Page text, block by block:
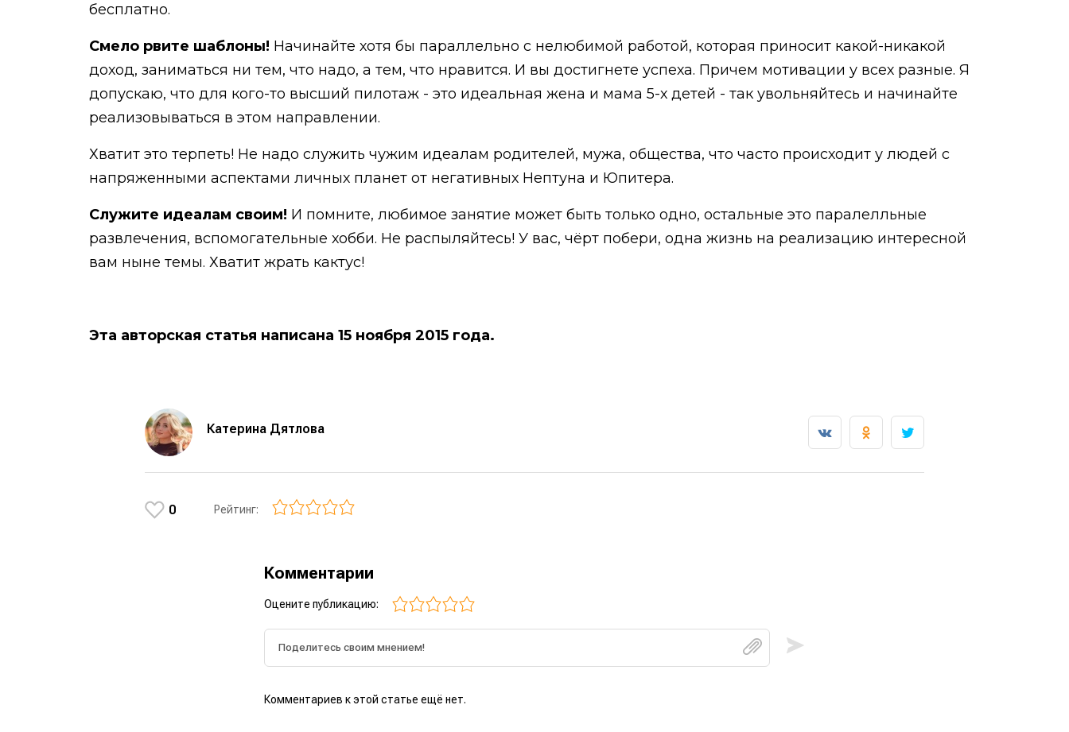
бесплатно.
Смело рвите шаблоны! Начинайте хотя бы параллельно с нелюбимой работой, которая приносит какой-никакой
доход, заниматься ни тем, что надо, а тем, что нравится. И вы достигнете успеха. Причем мотивации у всех разные. Я
допускаю, что для кого-то высший пилотаж - это идеальная жена и мама 5-х детей - так увольняйтесь и начинайте
реализовываться в этом направлении.
Хватит это терпеть! Не надо служить чужим идеалам родителей, мужа, общества, что часто происходит у людей с
напряженными аспектами личных планет от негативных Нептуна и Юпитера.
Служите идеалам своим! И помните, любимое занятие может быть только одно, остальные это паралелльные
развлечения, вспомогательные хобби. Не распыляйтесь! У вас, чёрт побери, одна жизнь на реализацию интересной
вам ныне темы. Хватит жрать кактус!
Эта авторская статья написана 15 ноября 2015 года.
Катерина Дятлова
0 Рейтинг:
Комментарии
Оцените публикацию:
Комментариев к этой статье ещё нет.